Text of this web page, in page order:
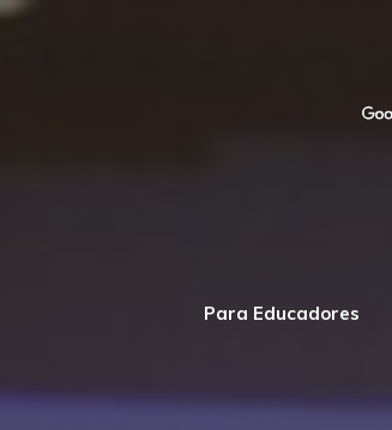
Para Educadores